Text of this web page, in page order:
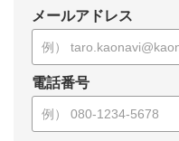
メールアドレス
電話番号